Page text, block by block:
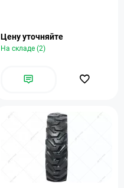
Цену уточняйте
На складе (2)